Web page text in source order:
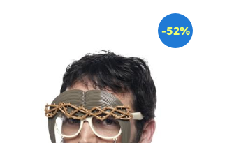
-52%